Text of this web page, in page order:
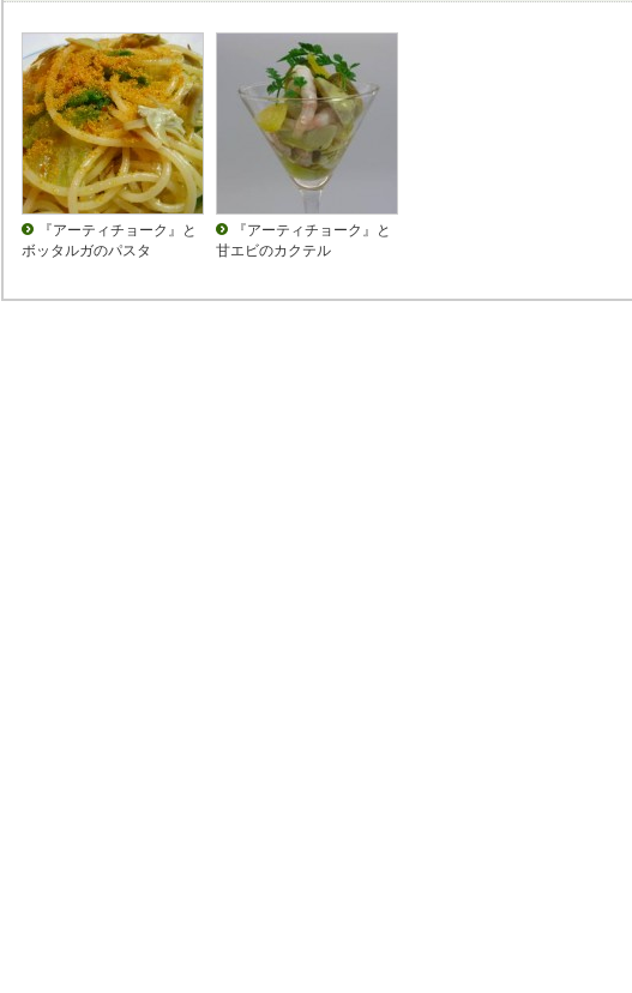
『アーティチョーク』と
ボッタルガのパスタ
『アーティチョーク』と
甘エビのカクテル